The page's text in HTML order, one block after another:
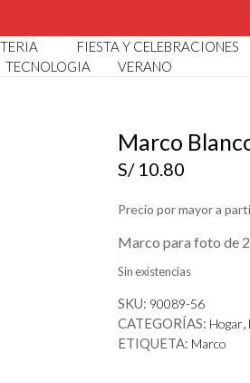
FIESTA Y CELEBRACIONES
TECNOLOGIA VERANO
Marco
S/10.80
Precio por mayor a
Marco para foto de
Sin existencias
SKU: 90089-56
CATEGORÍAS: Hogar,
ETIQUETA: Marco